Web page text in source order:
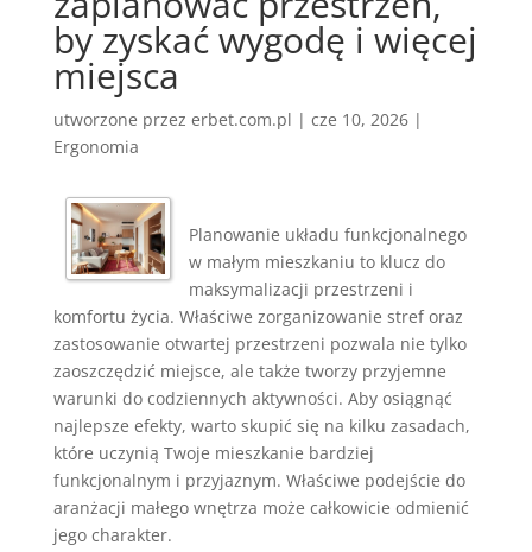
by zyskać wygodę i więcej
miejsca
utworzone przez erbet.com.pl | cze 10, 2026|
Ergonomia
Planowanie układu funkcjonalnego
w małym mieszkaniu to klucz do
maksymalizacji przestrzeni i
komfortu życia. Właściwe zorganizowanie stref oraz
zastosowanie otwartej przestrzeni pozwala nie tylko
zaoszczędzić miejsce, ale także tworzy przyjemne
warunki do codziennych aktywności. Aby osiągnąć
najlepsze efekty, warto skupić się na kilku zasadach,
które uczynią Twoje mieszkanie bardziej
funkcjonalnym i przyjaznym. Właściwe podejście do
aranżacji małego wnętrza może całkowicie odmienić
jego charakter.